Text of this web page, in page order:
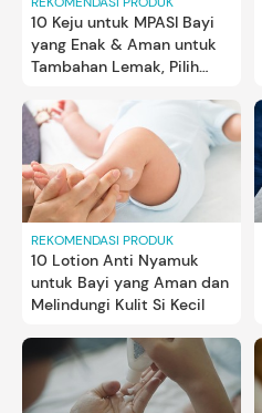
10 Keju untuk MPASI Bayi
yang Enak & Aman untuk
Tambahan Lemak, Pilih
REKOMENDASI PRODUK
10 Lotion Anti Nyamuk
untuk Bayi yang Aman dan
Melindungi Kulit Si Kecil